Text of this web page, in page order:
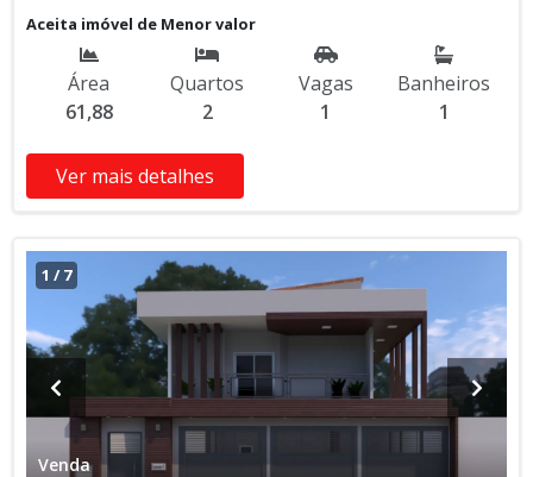
Obras Entrada de R$ 85.000,00 84 Parcelas Mensais de R$
2.476,16 8 Parcelas Anuais de R$ 4.000,00 R$ 25.000,00
Entrega das Chaves R$ 380.000,00 valor Total * Os valores e
disponibilidade podem ser alterados sem prévio aviso. Favor
verificar entrando em contato com nossa equipe
Aceita imóvel de Menor valor
Área
61,88
Quartos
2
Vagas
1
Banheiros
1
Ver mais detalhes
1 /7
Venda